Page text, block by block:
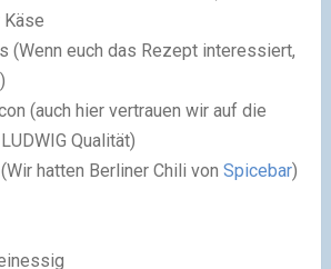
Käse
(Wenn euch das Rezept interessiert,
(auch hier vertrauen wir auf die
Qualität)
hatten Berliner Chili von Spicebar)